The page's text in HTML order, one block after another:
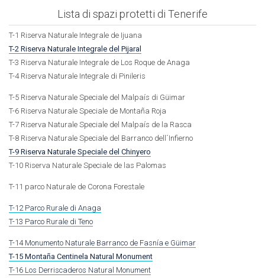
Lista di spazi protetti di Tenerife
T-1 Riserva Naturale Integrale de Ijuana
T-2 Riserva Naturale Integrale del Pijaral
T-3 Riserva Naturale Integrale de Los Roque de Anaga
T-4 Riserva Naturale Integrale di Pinileris
T-5 Riserva Naturale Speciale del Malpaís di Güimar
T-6 Riserva Naturale Speciale de Montaña Roja
T-7 Riserva Naturale Speciale del Malpaís de la Rasca
T-8 Riserva Naturale Speciale del Barranco dell´Infierno
T-9 Riserva Naturale Speciale del Chinyero
T-10 Riserva Naturale Speciale de las Palomas
T-11 parco Naturale de Corona Forestale
T-12 Parco Rurale di Anaga
T-13 Parco Rurale di Teno
T-14 Monumento Naturale Barranco de Fasnía e Güimar
T-15 Montaña Centinela Natural Monument
T-16 Los Derriscaderos Natural Monument